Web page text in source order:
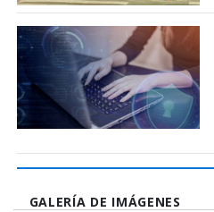
GALERÍA DE IMÁGENES